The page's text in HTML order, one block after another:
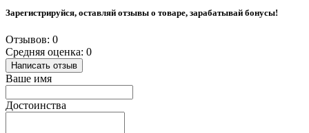
Зарегистрируйся, оставляй отзывы о товаре, зарабатывай бонусы!
Отзывов: 0
Средняя оценка: 0
Написать отзыв
Ваше имя
Достоинства